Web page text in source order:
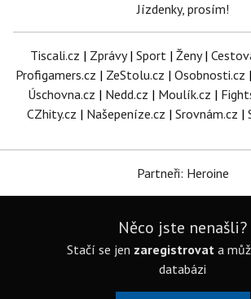
Jízdenky, prosím!
Tiscali.cz | Zprávy| Sport | Ženy|
Profigamers.cz | ZeStolu.cz | Osobnosti.cz |
Úschovna.cz | Nedd.cz | Moulík.cz |
CZhity.cz | Našepeníze.cz | Srovnám.cz |
Partneři: Heroine
Něco jste nenašli?
Stačí se jen zaregistrovat a
databázi